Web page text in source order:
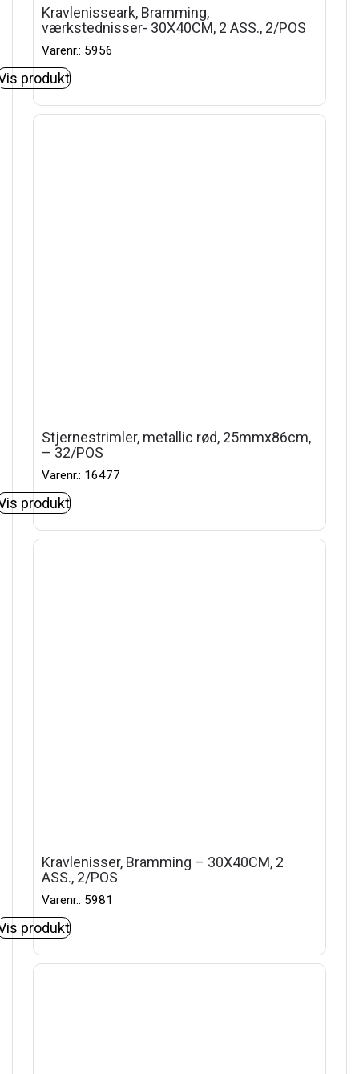
Kravlenisseark, Bramming,
værkstednisser- 30X40CM, 2 ASS., 2/POS
Varenr.: 5956
produkt
Stjernestrimler, metallic rød, 25mmx86cm,
– 32/POS
Varenr.: 16477
produkt
Kravlenisser, Bramming – 30X40CM, 2
ASS., 2/POS
Varenr.: 5981
produkt